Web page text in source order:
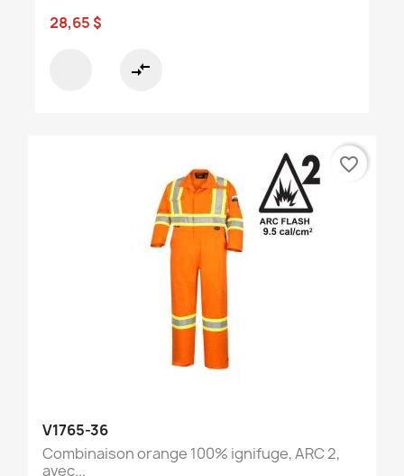
28,65 $
compare_arrows
V1765-36
Combinaison orange 100% ignifuge, ARC 2,
avec...
favorite_border